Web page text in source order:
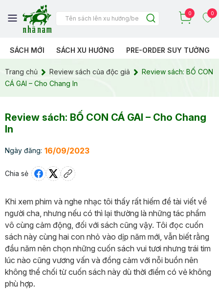
0 0
SÁCH MỚI SÁCH XU HƯỚNG PRE-ORDER SUY TƯỞNG
Trang chủ Review sách của độc giả
Review sách: BỐ CON
CÁ GAI – Cho Chang In
Review sách: BỐ CON CÁ GAI – Cho Chang
In
Ngày đăng: 16/09/2023
Chia sẻ
Khi xem phim và nghe nhạc tôi thấy rất hiếm đề tài viết về
người cha, nhưng nếu có thì lại thường là những tác phẩm
vô cùng cảm động, đối với sách cũng vậy. Tôi đọc cuốn
sách này cùng hai con nhỏ vào dịp năm mới, vẫn biết rằng
đầu năm nên chọn những cuốn sách vui tươi nhưng trái tim
lúc nào cũng vương vấn và đồng cảm với nỗi buồn nên
không thể chối từ cuốn sách này dù thời điểm có vẻ không
phù hợp.